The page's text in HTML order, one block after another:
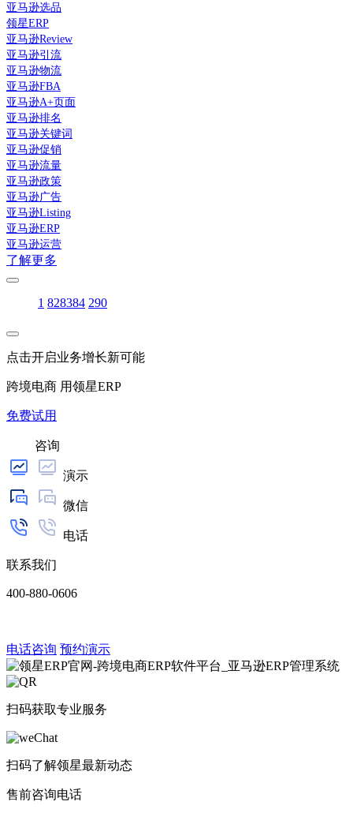
亚马逊选品
领星ERP
亚马逊Review
亚马逊引流
亚马逊物流
亚马逊FBA
亚马逊A+页面
亚马逊排名
亚马逊关键词
亚马逊促销
亚马逊流量
亚马逊政策
亚马逊广告
亚马逊Listing
亚马逊ERP
亚马逊运营
了解更多
1 828384 290
点击开启业务增长新可能
跨境电商 用领星ERP
免费试用
咨询
演示
微信
电话
联系我们
400-880-0606
电话咨询 预约演示
扫码获取专业服务
扫码了解领星最新动态
售前咨询电话